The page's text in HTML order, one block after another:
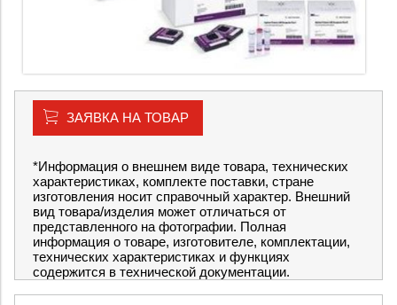
ЗАЯВКА НА ТОВАР
*Информация о внешнем виде товара, технических
характеристиках, комплекте поставки, стране
изготовления носит справочный характер. Внешний
вид товара/изделия может отличаться от
представленного на фотографии. Полная
информация о товаре, изготовителе, комплектации,
технических характеристиках и функциях
содержится в технической документации.